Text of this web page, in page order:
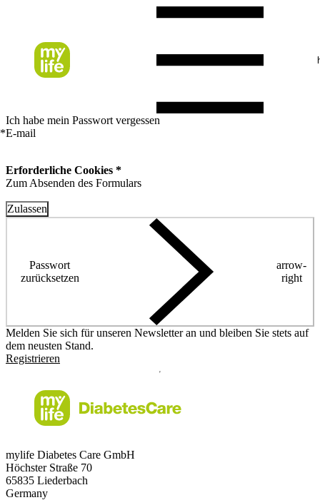
Ich habe mein Passwort vergessen
*E-mail
Erforderliche Cookies *
Zum Absenden des Formulars
Zulassen
Passwort
zurücksetzen
arrow-
right
Melden Sie sich für unseren Newsletter an und bleiben Sie stets auf
dem neusten Stand.
Registrieren
mylife Diabetes Care GmbH
Höchster Straße 70
65835 Liederbach
Germany